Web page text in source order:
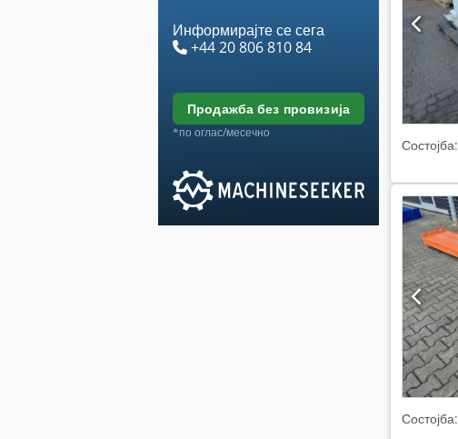
Информирајте се сега
+44 20 806 810 84
продажба без провизија
*по оглас/месечно
Состојба:
Состојба: